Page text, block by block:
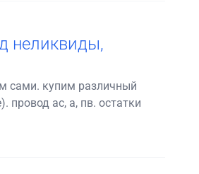
неликвиды,
сами. купим различный
провод ас, а, пв. остатки